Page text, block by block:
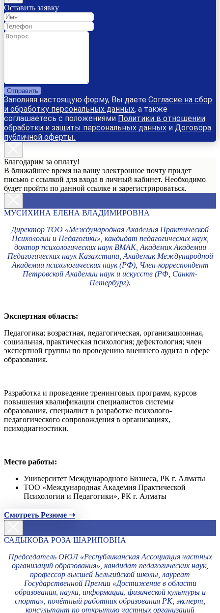
Оставить заявку
Отправить
Заполняя настоящую форму, Вы даете Согласие на сбор
и обработку персональных данных, а также
соглашаетесь с положениями Политики в отношении
обработки и защиты персональных данных и Договора
публичной оферты.
Благодарим за оплату!
В ближайшее время на вашу электронное почту придет
письмо с ссылкой для входа в личный кабинет. Необходимо
будет пройти по данной ссылке и зарегистрироваться.
МУСИХИНА ЕЛЕНА ВЛАДИМИРОВНА
Директор ТОО «Международная Академия Практической
Психологии и Педагогики», кандидат педагогических наук,
доктор психологических наук ВМАК, Академик Академии
Педагогических наук Казахстана, Академик Международной
Академии психологических наук (РФ), Член-корреспондент
Петровской Академии наук и искусств (РФ, Санкт-
Петербург).
Экспертная область:
Педагогика; возрастная, педагогическая, организационная,
социальная, практическая психология; дефектология; член
экспертной группы по проведению внешнего аудита в сфере
образования.
Разработка и проведение тренинговых программ, курсов
повышения квалификации специалистов системы
образования, специалист в разработке психолого-
педагогического сопровождения в организациях,
психодиагностики.
Место работы:
Университет Международного Бизнеса, РК г. Алматы
ТОО «Международная Академия Практической
Психологии и Педагогики», РК г. Алматы
Смотреть Резюме ➝
САДЫКОВА РОЗА ШАРИПОВНА
Председатель ОЮЛ «Республиканская Ассоциация частных
организаций образования», кандидат педагогических наук,
профессор высшей Бельгийской школы, лауреат
Государственной Премии «Достижение в области
образования, науки, информации, физической культуры и
спорта», почётный работник образования РК, эксперт,
консультант по открытию частных организаций